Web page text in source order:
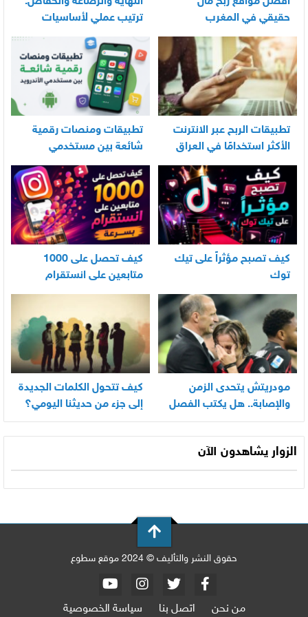
حقيقي في المغرب
ترتيب عملي لأساسيات
العناية اليومية بالرضيع
تطبيقات الربح عبر الانترنت
الأكثر استخدامًا في العراق
تطبيقات ومنصات رقمية
شائعة بين مستخدمي
الأندرويد
كيف تصبح مؤثراً على تيك
توك
كيف تحصل على 1000
متابعين على انستقرام
بسرعة
مودريتش يتحدى الزمن
والإصابة.. هل يكتب الفصل
الأخير في أسطورته
المونديالية؟
كيف تتحول الكلمات الجديدة
إلى جزء من حديثنا اليومي؟
الزوار يشاهدون الآن
حقوق النشر والتأليف © 2024 موقع سطوع
من نحن اتصل بنا سياسة الخصوصية